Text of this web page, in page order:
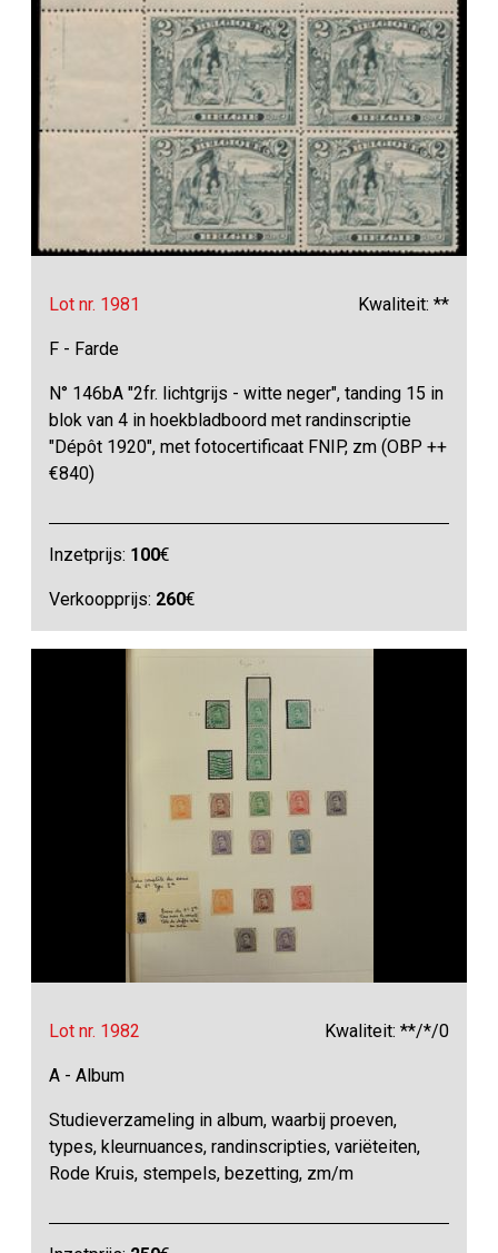
Lot nr. 1981 Kwaliteit: **
F - Farde
N° 146bA "2fr. lichtgrijs - witte neger", tanding 15 in
blok van 4 in hoekbladboord met randinscriptie
"Dépôt 1920", met fotocertificaat FNIP, zm (OBP ++
€840)
Inzetprijs: 100€
Verkoopprijs: 260€
Lot nr. 1982 Kwaliteit: **/*/0
A - Album
Studieverzameling in album, waarbij proeven,
types, kleurnuances, randinscripties, variëteiten,
Rode Kruis, stempels, bezetting, zm/m